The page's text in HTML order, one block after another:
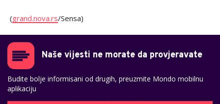
(grand.nova.rs/Sensa)
Naše vijesti ne morate da provjeravate
Budite bolje informisani od drugih, preuzmite Mondo mobilnu
aplikaciju